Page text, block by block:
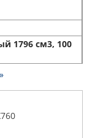
1796 см3, 100